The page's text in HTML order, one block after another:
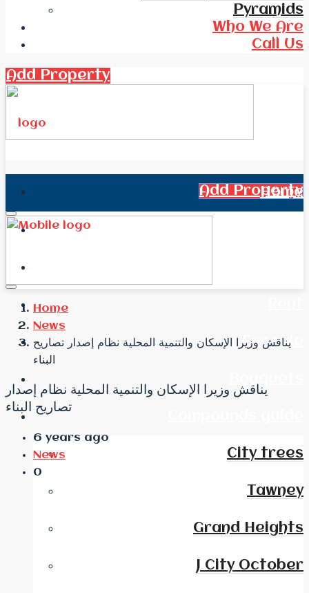
Pyramids
Who We Are
Call Us
Add Property
Add Property
Home
For sale
City trees
Tawney
Grand Heights
J City October
Home
News
يناقش وزيرا الإسكان والتنمية المحلية نظام إصدار تصاريح
البناء
يناقش وزيرا الإسكان والتنمية المحلية نظام إصدار
تصاريح البناء
6 years ago
News
0